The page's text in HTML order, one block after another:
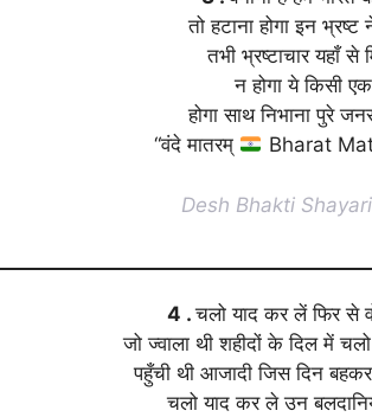
तो हटाना होगा इन
तभी भ्रष्टाचार यहाँ से
न होगा ये किसी
होगा साथ निभाना पुरे
“वंदे मातरम्
Bharat
Desh Bhakti
4 .चलो याद कर लें फिर से
जो ज्वाला थी शहीदों के दिल में
पहुँची थी आजादी जिस दिन
चलो याद कर ले उन